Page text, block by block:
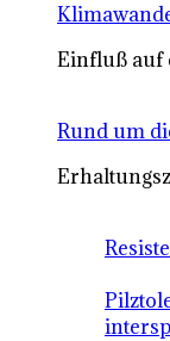
Einfluß auf
Rund um